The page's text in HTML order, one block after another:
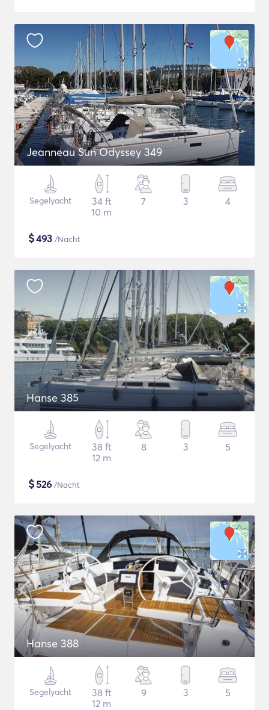
Jeanneau Sun Odyssey 349
Segelyacht
34 ft
10 m
7 3 4
$493 /Nacht
Hanse 385
Segelyacht
38 ft
12 m
8 3 5
$526 /Nacht
Hanse 388
Segelyacht
38 ft
12 m
9 3 5